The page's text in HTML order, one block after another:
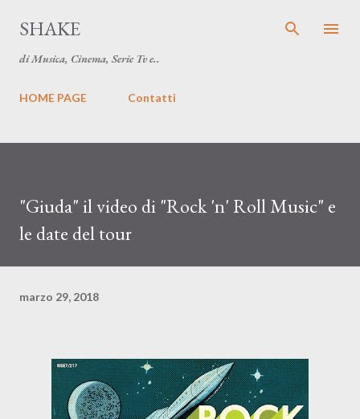
Passa ai contenuti principali
SHAKE
di Musica, Cinema, Serie Tv e..
HOME PAGE Contatti
"Giuda" il video di "Rock 'n' Roll Music" e
le date del tour
marzo 29, 2018